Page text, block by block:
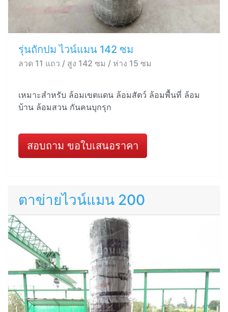
รุ่นถักปม ไวน์แมน 142 ซม
ลวด 11 แถว / สูง 142 ซม / ห่าง 15 ซม
เหมาะสำหรับ ล้อมเขตแดน ล้อมสัตว์ ล้อมพื้นที่ ล้อม
บ้าน ล้อมสวน กันคนบุกรุก
สอบถาม ขอใบเสนอราคา
ตาข่ายไวน์แมน 200